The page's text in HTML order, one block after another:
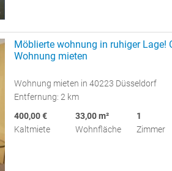
Möblierte wohnung in ruhiger Lage!
Wohnung mieten
Wohnung mieten in 40223 Düsseldorf
Entfernung: 2 km
400,00 €
Kaltmiete
33,00 m²
Wohnfläche
1
Zimmer